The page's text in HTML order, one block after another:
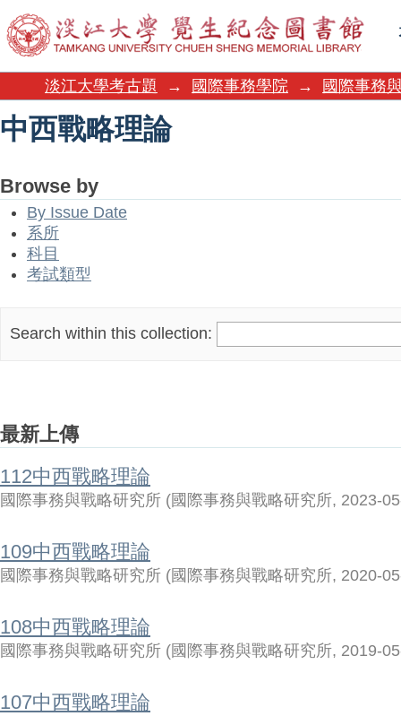
中西戰略理論
淡江大學考古題 → 國際事務學院 → 國際事務
中西戰略理論
Browse by
By Issue Date
系所
科目
考試類型
Search within this collection:
最新上傳
112中西戰略理論
國際事務與戰略研究所 (國際事務與戰略研究所, 2023-
109中西戰略理論
國際事務與戰略研究所 (國際事務與戰略研究所, 2020-
108中西戰略理論
國際事務與戰略研究所 (國際事務與戰略研究所, 2019-
107中西戰略理論